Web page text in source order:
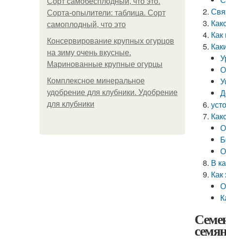
Сорта-опылители: таблица. Сорт
самоплодный, что это
Консервирование крупных огурцов
на зиму очень вкусные.
Маринованные крупные огурцы
Комплексное минеральное
удобрение для клубники. Удобрение
для клубники
В